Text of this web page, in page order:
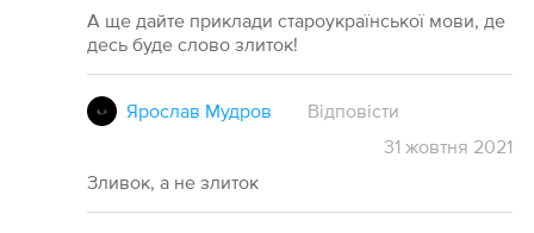
А ще дайте приклади староукраїнської мови, де
десь буде слово злиток!
Ярослав Мудров
Відповісти
31жовтня 2021
Зливок, а не злиток